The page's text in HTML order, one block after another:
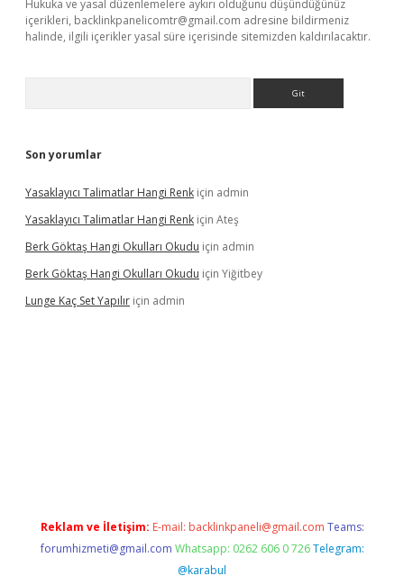
Hukuka ve yasal düzenlemelere aykırı olduğunu düşündüğünüz
içerikleri, backlinkpanelicomtr@gmail.com adresine bildirmeniz
halinde, ilgili içerikler yasal süre içerisinde sitemizden kaldırılacaktır.
Son yorumlar
Yasaklayıcı Talimatlar Hangi Renk için admin
Yasaklayıcı Talimatlar Hangi Renk için Ateş
Berk Göktaş Hangi Okulları Okudu için admin
Berk Göktaş Hangi Okulları Okudu için Yiğitbey
Lunge Kaç Set Yapılır için admin
Reklam ve İletişim: E-mail: backlinkpaneli@gmail.com Teams:
forumhizmeti@gmail.com Whatsapp: 0262 606 0 726 Telegram:
@karabul